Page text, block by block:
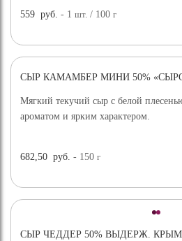
559 руб. - 1шт. / 100г
СЫР КАМАМБЕР МИНИ 50%
Мягкий текучий сыр с белой
ароматом и ярким характером.
682,50 руб. - 150г
СЫР ЧЕДДЕР 50% ВЫДЕРЖ. КРЫМ